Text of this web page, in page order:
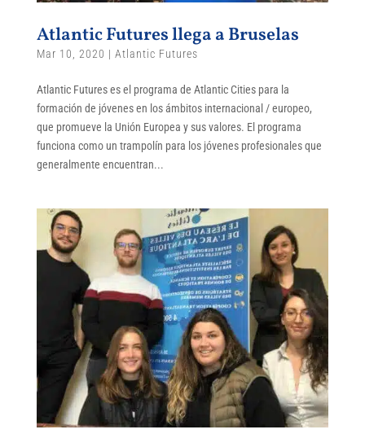
Atlantic Futures llega a Bruselas
Mar 10, 2020 | Atlantic Futures
Atlantic Futures es el programa de Atlantic Cities para la
formación de jóvenes en los ámbitos internacional / europeo,
que promueve la Unión Europea y sus valores. El programa
funciona como un trampolín para los jóvenes profesionales que
generalmente encuentran...